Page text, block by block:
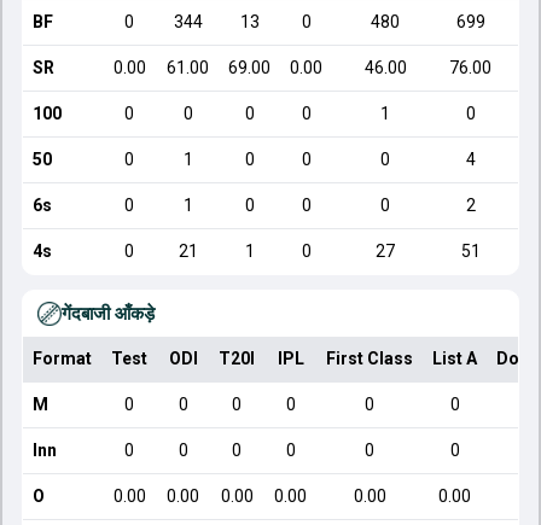
BF 0 344 13 0 480 699
SR 0.00 61.00 69.00 0.00 46.00 76.00
100 0 0 0 0 1 0
50 0 1 0 0 0 4
6s 0 1 0 0 0 2
4s 0 21 1 0 27 51
गेंदबाजी आँकड़े
Format Test ODI T20I IPL First Class List A
M 0 0 0 0 0 0
Inn 0 0 0 0 0 0
O 0.00 0.00 0.00 0.00 0.00 0.00